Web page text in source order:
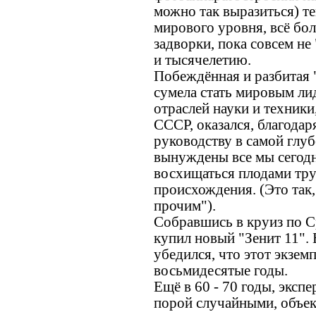
можно так выразиться)
мирового уровня, всё
задворки, пока совсем
и тысячелетию.
Побеждённая и
сумела стать мировым
отраслей науки и
СССР, оказался,
руководству в самой
вынуждены все мы
восхищаться плодами
происхождения. (Это
прочим").
Собравшись в круиз по
купил новый "Зенит 11".
убедился, что этот
восьмидесятые годы.
Ещё в 60 - 70 годы,
порой случайными,